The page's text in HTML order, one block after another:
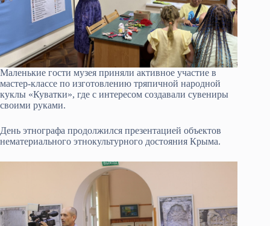
Маленькие гости музея приняли активное участие в
мастер-классе по изготовлению тряпичной народной
куклы «Куватки», где с интересом создавали сувениры
своими руками.
День этнографа продолжился презентацией объектов
нематериального этнокультурного достояния Крыма.